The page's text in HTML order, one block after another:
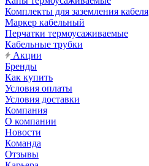
Комплекты для заземления кабеля
Маркер кабельный
Перчатки термоусаживаемые
Кабельные трубки
Акции
Бренды
Как купить
Условия оплаты
Условия доставки
Компания
О компании
Новости
Команда
Отзывы